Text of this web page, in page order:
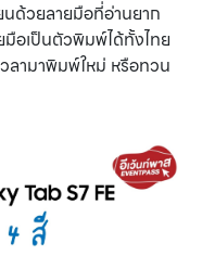
ด้วยลายมือที่อ่านยาก
อเป็นตัวพิมพ์ได้ทั้งไทย
ลามาพิมพ์ใหม่ หรือทวน